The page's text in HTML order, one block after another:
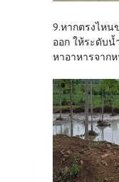
9.หากตรงไห
ออก ให้ระดับน้
หาอาหารจาก